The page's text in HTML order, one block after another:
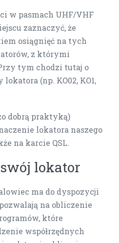
w pasmach UHF/VHF
zaznaczyć, że
osiągnięć na tych
z którymi
tym chodzi tutaj o
(np. KO02, KO1,
dobrą praktyką)
lokatora naszego
na karcie QSL.
lokator
ma do dyspozycji
na obliczenie
które
współrzędnych